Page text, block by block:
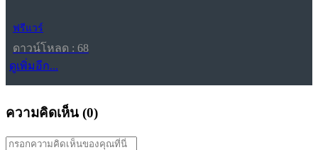
ฟรีแวร์
ดาวน์โหลด : 68
ดูเพิ่มอีก...
ความคิดเห็น (0)